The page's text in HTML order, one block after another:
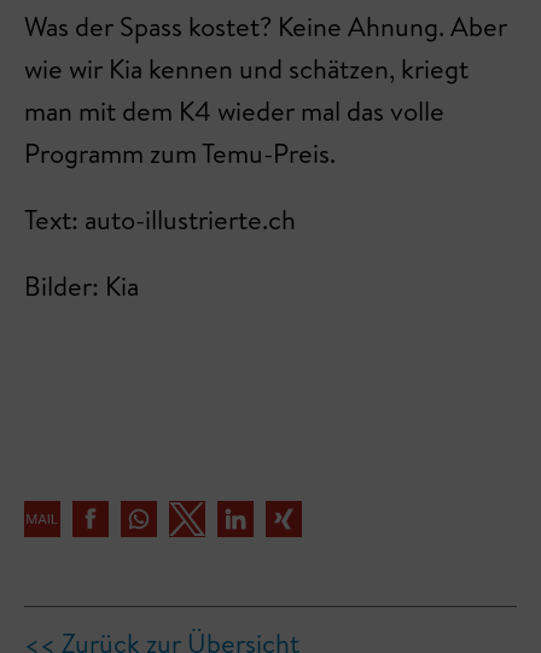
Was der Spass kostet? Keine Ahnung. Aber
wie wir Kia kennen und schätzen, kriegt
man mit dem K4 wieder mal das volle
Programm zum Temu-Preis.
Text: auto-illustrierte.ch
Bilder: Kia
<< Zurück zur Übersicht